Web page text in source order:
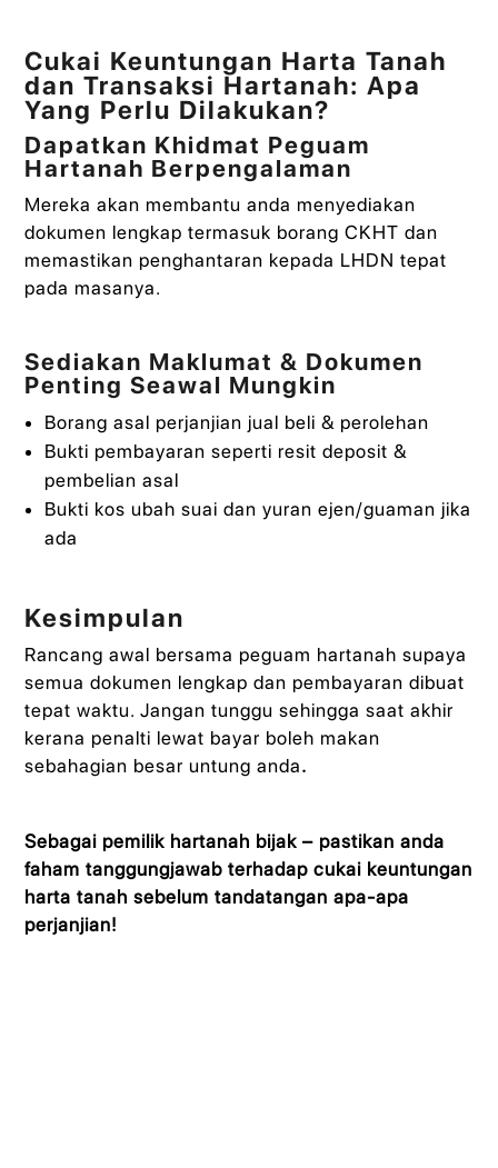
Cukai Keuntungan Harta Tanah
dan Transaksi Hartanah: Apa
Yang Perlu Dilakukan?
Dapatkan Khidmat Peguam
Hartanah Berpengalaman
Mereka akan membantu anda menyediakan
dokumen lengkap termasuk borang CKHT dan
memastikan penghantaran kepada LHDN tepat
pada masanya.
Sediakan Maklumat & Dokumen
Penting Seawal Mungkin
Borang asal perjanjian jual beli & perolehan
Bukti pembayaran seperti resit deposit &
pembelian asal
Bukti kos ubah suai dan yuran ejen/guaman jika
ada
Kesimpulan
Rancang awal bersama peguam hartanah supaya
semua dokumen lengkap dan pembayaran dibuat
tepat waktu. Jangan tunggu sehingga saat akhir
kerana penalti lewat bayar boleh makan
sebahagian besar untung anda.
Sebagai pemilik hartanah bijak – pastikan anda
faham tanggungjawab terhadap cukai keuntungan
harta tanah sebelum tandatangan apa-apa
perjanjian!